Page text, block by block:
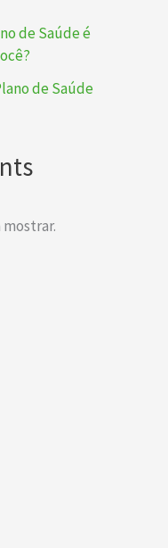
de Saúde é
de Saúde